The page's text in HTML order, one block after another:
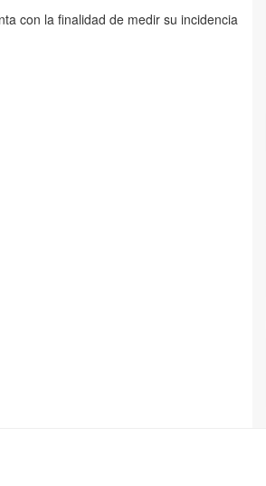
con la finalidad de medir su incidencia